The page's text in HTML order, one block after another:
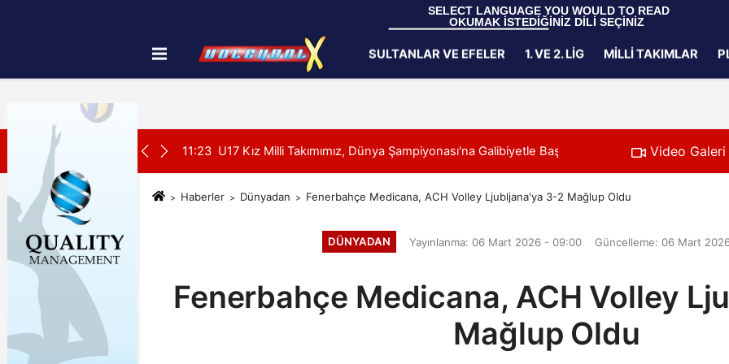
SELECT LANGUAGE YOU WOULD TO READ
OKUMAK İSTEDİĞİNİZ DİLİ SEÇİNİZ
İletişim Çerez Politikası
SULTANLAR VE EFELER 1. VE 2. LIG MILLI TAKIMLAR
SON DAKİKA:
Galibiyetle Başladı 11:21 2026 Akdeniz Oyunları'ndaki Rakiplerimiz Belli Oldu 11:24 Filenin
Video Galeri
Haberler Dünyadan Fenerbahçe Medicana, ACH Volley Ljubljana'ya 3-2 Mağlup Oldu
DÜNYADAN Yayınlanma: 06 Mart 2026 - 09:00 Güncelleme: 06 Mart
Fenerbahçe Medicana, ACH Volley
Mağlup Oldu